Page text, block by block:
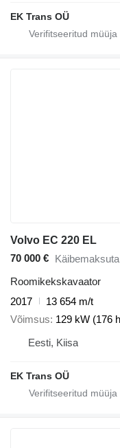
EK Trans OÜ
Volvo EC 220 EL
70 000 € Käibemaksuta
Roomikekskavaator
2017
13 654 m/t
Võimsus 129 kW (176
Eesti, Kiisa
EK Trans OÜ